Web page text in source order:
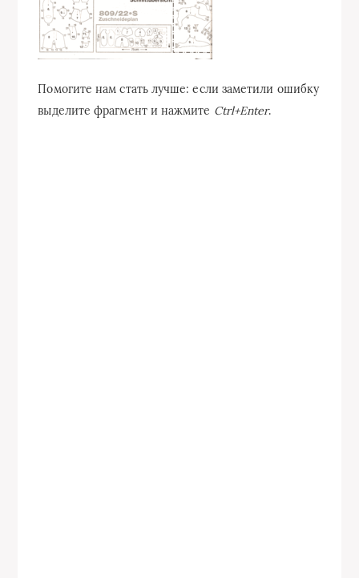
Помогите нам стать лучше: если заметили ошибку
выделите фрагмент и нажмите Ctrl+Enter.